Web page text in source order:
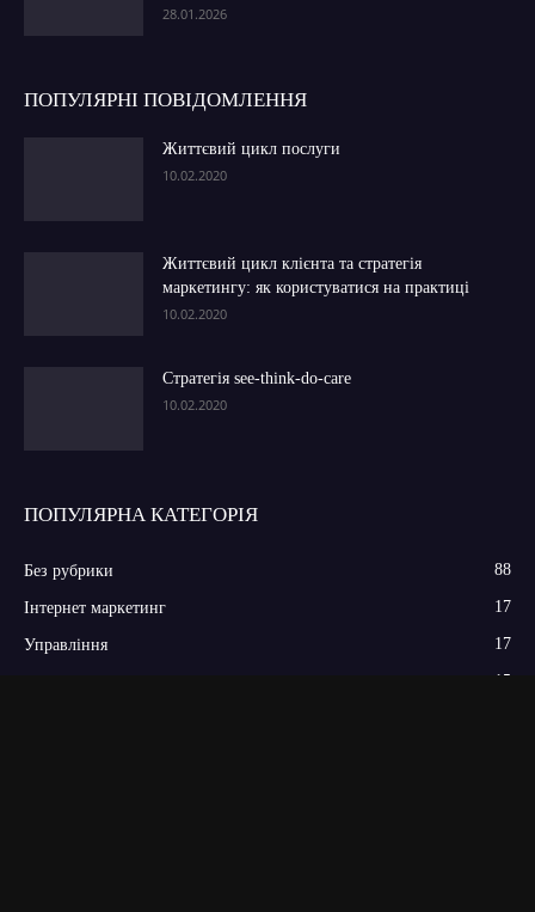
28.01.2026
ПОПУЛЯРНІ ПОВІДОМЛЕННЯ
Життєвий цикл послуги
10.02.2020
Життєвий цикл клієнта та стратегія
маркетингу: як користуватися на практиці
10.02.2020
Стратегія see-think-do-care
10.02.2020
ПОПУЛЯРНА КАТЕГОРІЯ
Без рубрики 88
Інтернет маркетинг 17
Управління 17
15